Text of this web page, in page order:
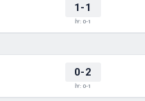
1-1
İY: 0-1
0-2
İY: 0-1